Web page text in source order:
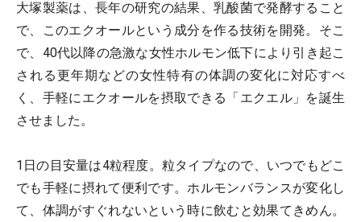
大塚製薬は、長年の研究の結果、乳酸菌で発酵すること
で、このエクオールという成分を作る技術を開発。そこ
で、40代以降の急激な女性ホルモン低下により引き起こ
される更年期などの女性特有の体調の変化に対応すべ
く、手軽にエクオールを摂取できる「エクエル」を誕生
させました。
1日の目安量は4粒程度。粒タイプなので、いつでもどこ
でも手軽に摂れて便利です。ホルモンバランスが変化し
て、体調がすぐれないという時に飲むと効果てきめん。